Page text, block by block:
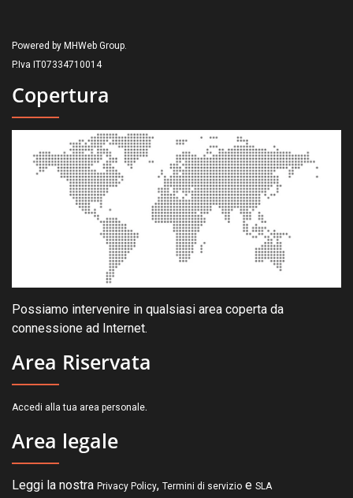
Powered by MHWeb Group.
P.Iva IT07334710014
Copertura
Possiamo intervenire in qualsiasi area coperta da
connessione ad Internet.
Area Riservata
Accedi alla tua area personale.
Area legale
Leggi la nostra Privacy Policy, Termini di servizio e SLA